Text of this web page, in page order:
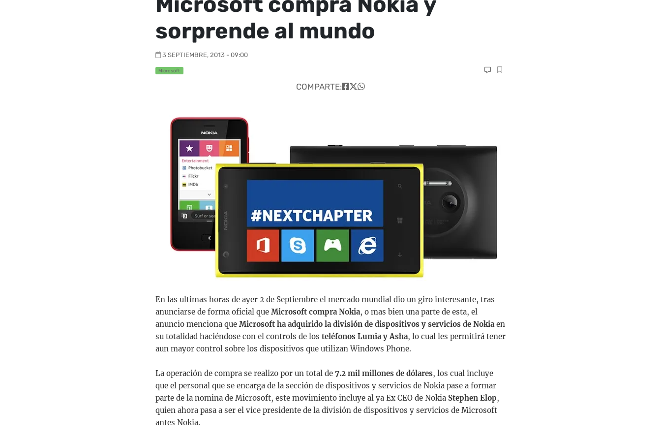
sorprende al mundo
3 SEPTIEMBRE, 2013 - 09:00
Microsoft
COMPARTE:
En las ultimas horas de ayer 2 de Septiembre el mercado mundial dio un giro interesante, tras
anunciarse de forma oficial que Microsoft compra Nokia, o mas bien una parte de esta, el
anuncio menciona que Microsoft ha adquirido la división de dispositivos y servicios de Nokia en
su totalidad haciéndose con el controls de los teléfonos Lumia y Asha, lo cual les permitirá tener
aun mayor control sobre los dispositivos que utilizan Windows Phone.
La operación de compra se realizo por un total de 7.2 mil millones de dólares, los cual incluye
que el personal que se encarga de la sección de dispositivos y servicios de Nokia pase a formar
parte de la nomina de Microsoft, este movimiento incluye al ya Ex CEO de Nokia Stephen Elop,
quien ahora pasa a ser el vice presidente de la división de dispositivos y servicios de Microsoft
antes Nokia.